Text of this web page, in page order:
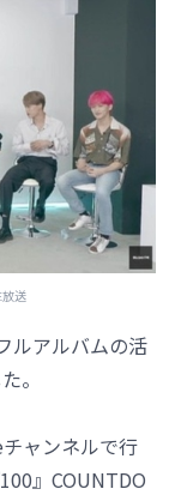
送
ルアルバムの活
。
ャンネルで行
』COUNTDO